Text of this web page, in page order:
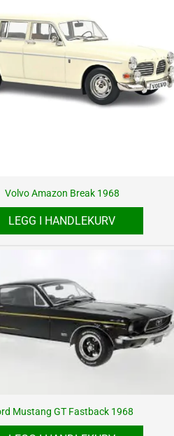
Volvo Amazon Break 1968
LEGG I HANDLEKURV
Mustang GT Fastback 1968